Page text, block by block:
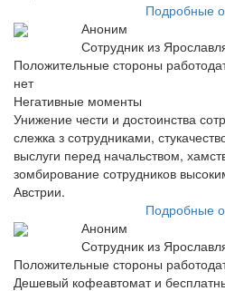
Подробные
Аноним
Сотрудник из
Положительные стороны
нет
Негативные моменты
Унижение чести и достоинства
слежка з сотрудниками,
выслуги перед начальством,
зомбирование сотрудников
Австрии.
Подробные
Аноним
Сотрудник из
Положительные стороны
Дешевый кофеавтомат и